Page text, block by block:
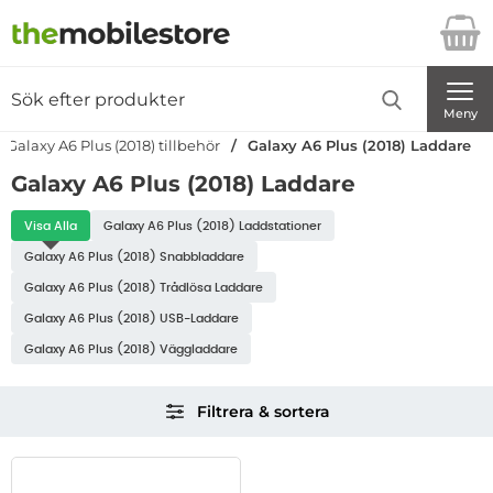
Startsidan för Danira Telecom AB
Meny
Galaxy A6 Plus (2018) tillbehör Galaxy A6 Plus (2018) Laddare
Galaxy A6 Plus (2018) Laddare
Underkategorier
Visa Alla
Galaxy A6 Plus (2018) Laddare
Galaxy A6 Plus (2018) Laddstationer
Galaxy A6 Plus (2018) Snabbladdare
Galaxy A6 Plus (2018) Trådlösa Laddare
Galaxy A6 Plus (2018) USB-Laddare
Galaxy A6 Plus (2018) Väggladdare
Filtrera & sortera
Filtrera & sortera